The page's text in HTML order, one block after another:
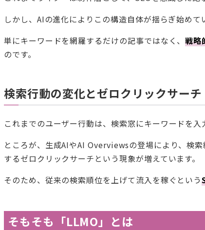
しかし、AIの進化によりこの構造自体が揺らぎ始めて
単にキーワードを網羅するだけの記事ではなく、戦略
のです。
検索行動の変化とゼロクリックサーチ
これまでのユーザー行動は、検索窓にキーワードを
ところが、生成AIやAI Overviewsの登場により、検
するゼロクリックサーチという現象が増えています。
そのため、従来の検索順位を上げて流入を稼ぐという
そもそも「LLMO」とは